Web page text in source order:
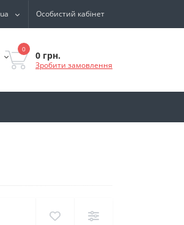
ua Особистий кабінет
0
0 грн.
Зробити замовлення